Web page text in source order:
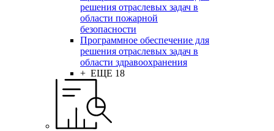
решения отраслевых задач в
области пожарной
безопасности
Программное обеспечение для
решения отраслевых задач в
области здравоохранения
+ ЕЩЕ 18